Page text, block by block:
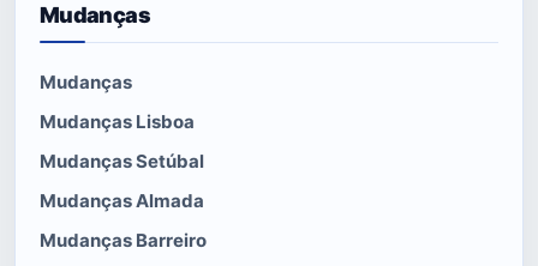
Mudanças
Mudanças
Mudanças Lisboa
Mudanças Setúbal
Mudanças Almada
Mudanças Barreiro